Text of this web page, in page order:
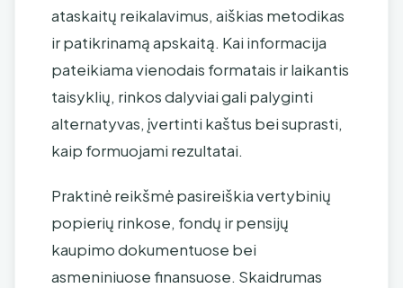
ataskaitų reikalavimus, aiškias metodikas
ir patikrinamą apskaitą. Kai informacija
pateikiama vienodais formatais ir laikantis
taisyklių, rinkos dalyviai gali palyginti
alternatyvas, įvertinti kaštus bei suprasti,
kaip formuojami rezultatai.
Praktinė reikšmė pasireiškia vertybinių
popierių rinkose, fondų ir pensijų
kaupimo dokumentuose bei
asmeniniuose finansuose. Skaidrumas